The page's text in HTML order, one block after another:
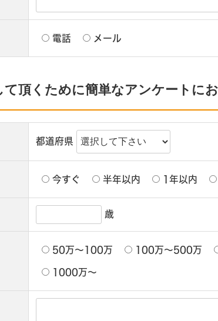
電話 メール
て頂くために簡単なアンケートに
都道府県
今すぐ 半年以内 1年以内
歳
50万〜100万 100万〜500万
1000万〜